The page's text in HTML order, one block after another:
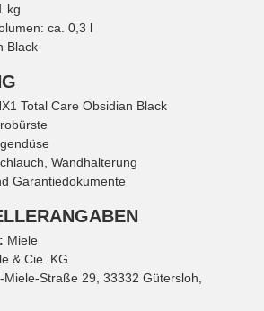
kg
ca. 0,3 l
Black
Total Care Obsidian Black
Wandhalterung
Garantiedokumente
Miele
& Cie. KG
Miele-Straße 29, 33332 Gütersloh,